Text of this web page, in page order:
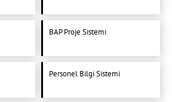
BAP Proje Sistemi
Personel Bilgi Sistemi